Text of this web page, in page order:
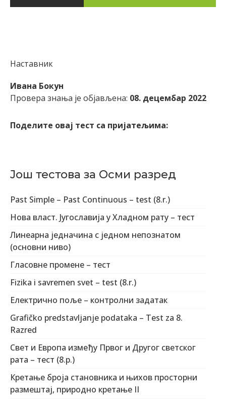
Наставник
Ивана Бокун
Провера знања је објављена: 08. децембар 2022
Поделите овај тест са пријатељима:
Још тестова за Осми разред
Past Simple – Past Continuous – test (8.r.)
Нова власт. Југославија у Хладном рату – тест
Линеарна једначина с једном непознатом
(основни ниво)
Гласовне промене – тест
Fizika i savremen svet – test (8.r.)
Електрично поље – контролни задатак
Grafičko predstavljanje podataka – Test za 8.
Razred
Свет и Европа између Првог и Другог светског
рата – тест (8.р.)
Кретање броја становника и њихов просторни
размештај, природно кретање II